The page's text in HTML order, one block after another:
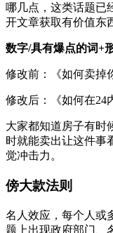
哪几点，这类话题已
开文章获取有价值东
数字/具有爆点的词+
修改前：《如何卖掉
修改后：《如何在24
大家都知道房子有时
时就能卖出让这件事
觉冲击力。
傍大款法则
名人效应，每个人或
题上出现政府部门、